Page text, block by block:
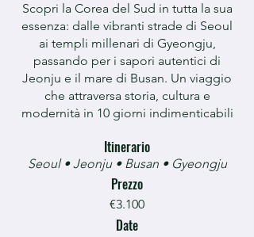
Scopri la Corea del Sud in tutta la sua
essenza: dalle vibranti strade di Seoul
ai templi millenari di Gyeongju,
passando per i sapori autentici di
Jeonju e il mare di Busan. Un viaggio
che attraversa storia, cultura e
modernità in 10 giorni indimenticabili
Itinerario
Seoul • Jeonju • Busan • Gyeongju
Prezzo
€3.100
Date